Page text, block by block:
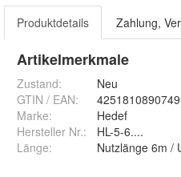
Produktdetails Zahlung,
Artikelmerkmale
Zustand:
Neu
GTIN / EAN:
4251810890749
Marke:
Hedef
Hersteller Nr.:
HL-5-6....
Länge: Nutzlänge 6m /